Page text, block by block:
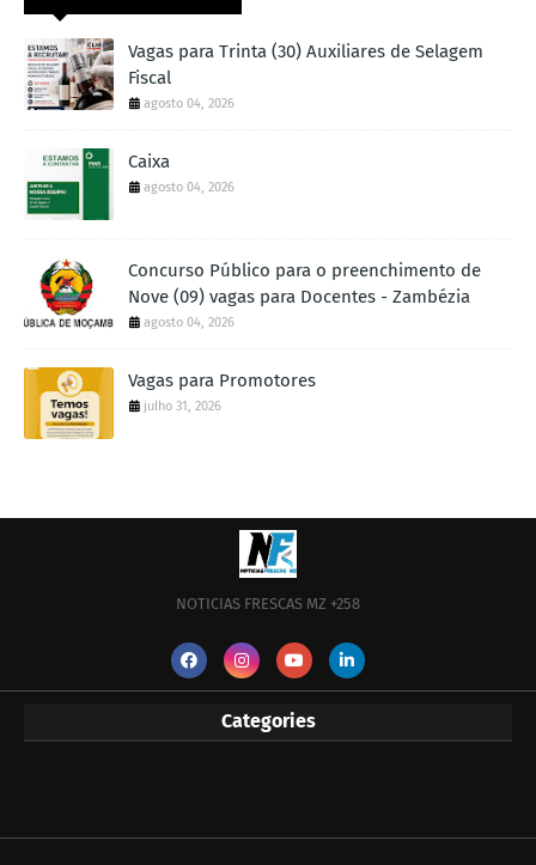
Vagas para Trinta (30) Auxiliares de Selagem
Fiscal
agosto 04, 2026
Caixa
agosto 04, 2026
Concurso Público para o preenchimento de
Nove (09) vagas para Docentes - Zambézia
agosto 04, 2026
Vagas para Promotores
julho 31, 2026
NOTICIAS FRESCAS MZ +258
Categories